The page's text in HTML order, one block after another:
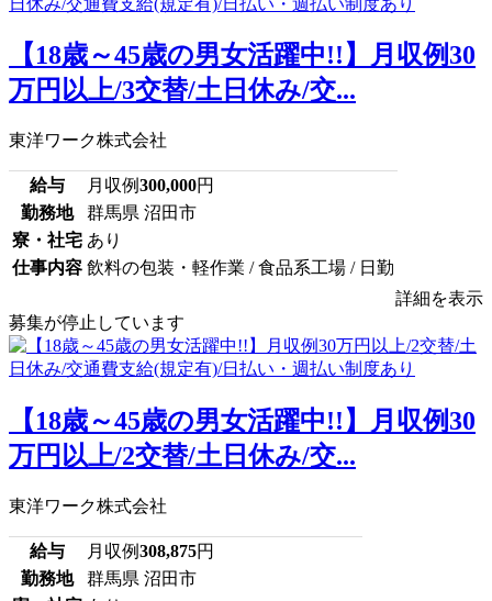
【18歳～45歳の男女活躍中!!】月収例30
万円以上/3交替/土日休み/交...
東洋ワーク株式会社
給与 月収例300,000円
勤務地
群馬県 沼田市
寮・社宅 あり
仕事内容 飲料の包装・軽作業 / 食品系工場 / 日勤
詳細を表示
募集が停止しています
【18歳～45歳の男女活躍中!!】月収例30
万円以上/2交替/土日休み/交...
東洋ワーク株式会社
給与 月収例308,875円
勤務地
群馬県 沼田市